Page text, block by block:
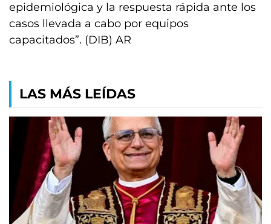
epidemiológica y la respuesta rápida ante los
casos llevada a cabo por equipos
capacitados”. (DIB) AR
LAS MÁS LEÍDAS